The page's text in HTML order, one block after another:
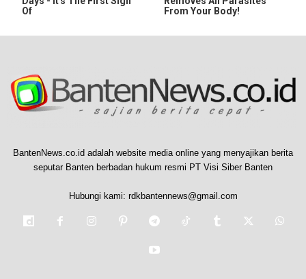
Of
From Your Body!
BantenNews.co.id adalah website media online yang menyajikan berita
seputar Banten berbadan hukum resmi PT Visi Siber Banten
Hubungi kami: rdkbantennews@gmail.com